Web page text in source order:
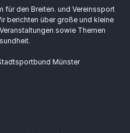
den Breiten. und Vereinssport
berichten über große und kleine
sowie Themen
Münster